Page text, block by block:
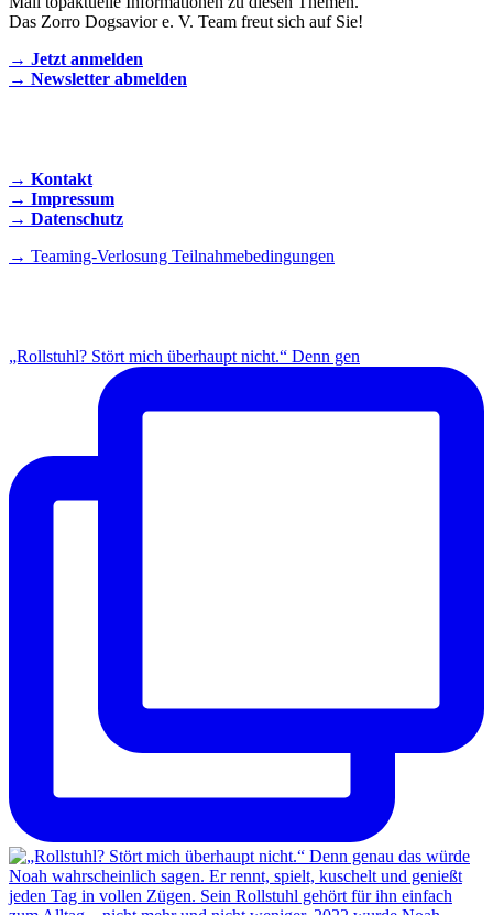
Das Zorro Dogsavior e. V. Team freut sich auf Sie!
→ Jetzt anmelden
→ Newsletter abmelden
→ Kontakt
→ Impressum
→ Datenschutz
→ Teaming-Verlosung Teilnahmebedingungen
„Rollstuhl? Stört mich überhaupt nicht.“ Denn gen